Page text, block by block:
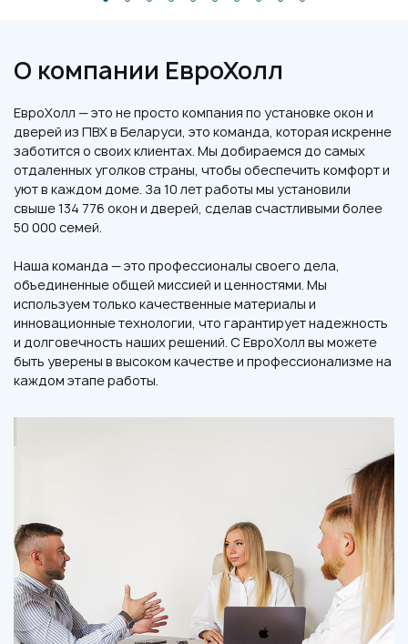
О компании ЕвроХолл
ЕвроХолл — это не просто компания по установке окон и
дверей из ПВХ в Беларуси, это команда, которая искренне
заботится о своих клиентах. Мы добираемся до самых
отдаленных уголков страны, чтобы обеспечить комфорт и
уют в каждом доме. За 10 лет работы мы установили
свыше 134 776 окон и дверей, сделав счастливыми более
50 000 семей.
Наша команда — это профессионалы своего дела,
объединенные общей миссией и ценностями. Мы
используем только качественные материалы и
инновационные технологии, что гарантирует надежность
и долговечность наших решений. С ЕвроХолл вы можете
быть уверены в высоком качестве и профессионализме на
каждом этапе работы.